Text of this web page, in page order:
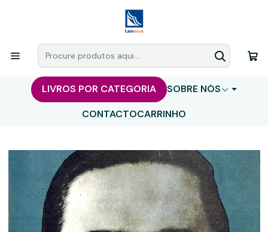
LIVROS POR CATEGORIA
SOBRE NÓS
CONTACTOCARRINHO